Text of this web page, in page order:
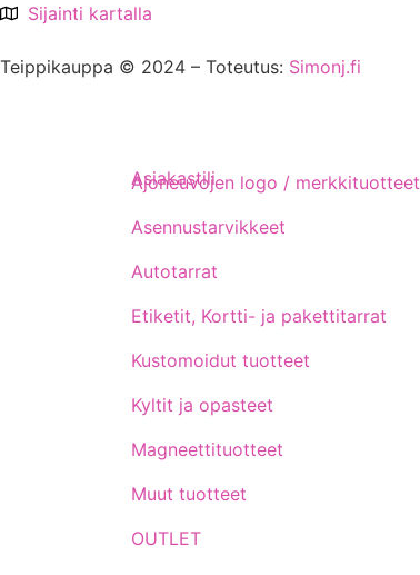
Sijainti kartalla
Teippikauppa © 2024 – Toteutus: Simonj.fi
Ajoneuvojen logo / merkkituotteet
Asennustarvikkeet
Autotarrat
Etiketit, Kortti- ja pakettitarrat
Kustomoidut tuotteet
Kyltit ja opasteet
Magneettituotteet
Muut tuotteet
OUTLET
Asiakastili